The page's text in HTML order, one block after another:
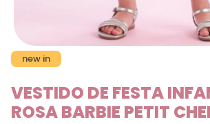
new in
VESTIDO DE FESTA
ROSA BARBIE PETIT